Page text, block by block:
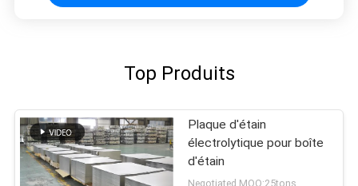
Top Produits
Plaque d'étain
électrolytique pour boîte
d'étain
Negotiated MOQ:25tons